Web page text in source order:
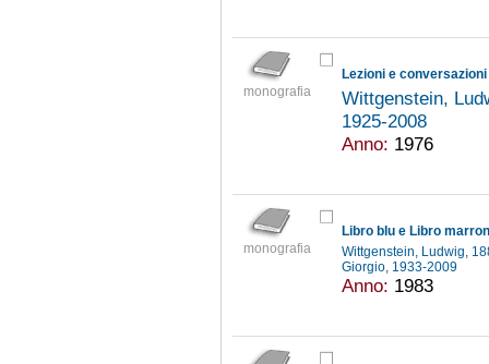
monografia
Wittgenstein,
1925-2008
Anno: 1976
monografia
Libro blu e Libro
Wittgenstein, Ludwig,
Giorgio, 1933-2009
Anno: 1983